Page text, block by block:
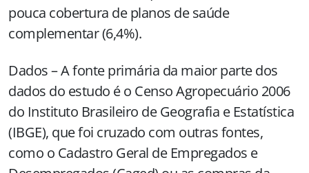
pouca cobertura de planos de saúde
complementar (6,4%).
Dados – A fonte primária da maior parte dos
dados do estudo é o Censo Agropecuário 2006
do Instituto Brasileiro de Geografia e Estatística
(IBGE), que foi cruzado com outras fontes,
como o Cadastro Geral de Empregados e